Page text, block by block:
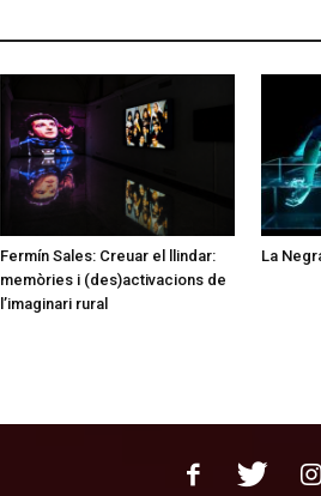
Fermín Sales: Creuar el llindar:
memòries i (des)activacions de
l’imaginari rural
La